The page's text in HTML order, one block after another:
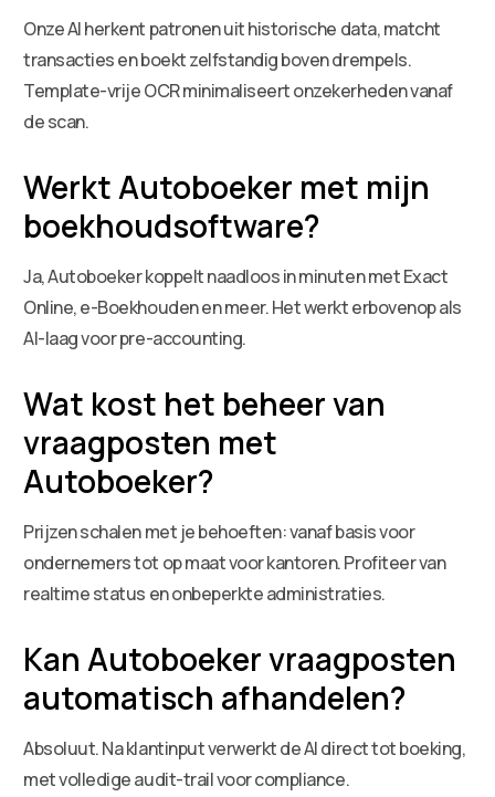
Onze AI herkent patronen uit historische data, matcht
transacties en boekt zelfstandig boven drempels.
Template-vrije OCR minimaliseert onzekerheden vanaf
de scan.
Werkt Autoboeker met mijn
boekhoudsoftware?
Ja, Autoboeker koppelt naadloos in minuten met Exact
Online, e-Boekhouden en meer. Het werkt erbovenop als
AI-laag voor pre-accounting.
Wat kost het beheer van
vraagposten met
Autoboeker?
Prijzen schalen met je behoeften: vanaf basis voor
ondernemers tot op maat voor kantoren. Profiteer van
realtime status en onbeperkte administraties.
Kan Autoboeker vraagposten
automatisch afhandelen?
Absoluut. Na klantinput verwerkt de AI direct tot boeking,
met volledige audit-trail voor compliance.